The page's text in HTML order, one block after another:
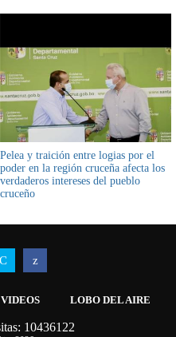
Pelea y traición entre logias por el
poder en la región cruceña afecta los
verdaderos intereses del pueblo
cruceño
VIDEOS LOBO DEL AIRE
10436122